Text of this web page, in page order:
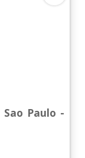
Paulo -